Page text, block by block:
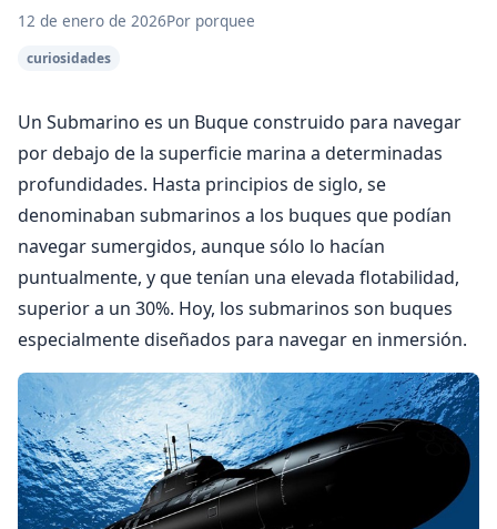
12 de enero de 2026Por porquee
curiosidades
Un Submarino es un Buque construido para navegar
por debajo de la superficie marina a determinadas
profundidades. Hasta principios de siglo, se
denominaban submarinos a los buques que podían
navegar sumergidos, aunque sólo lo hacían
puntualmente, y que tenían una elevada flotabilidad,
superior a un 30%. Hoy, los submarinos son buques
especialmente diseñados para navegar en inmersión.